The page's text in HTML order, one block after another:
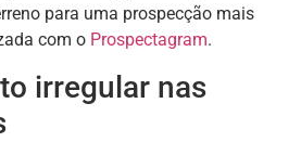
para uma prospecção mais
com o Prospectagram.
irregular nas